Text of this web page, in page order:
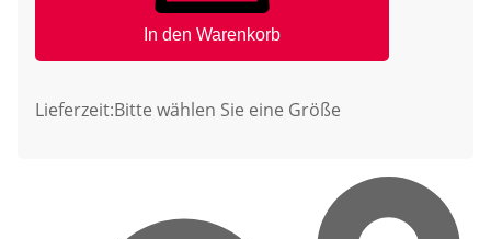
In den Warenkorb
Lieferzeit:Bitte wählen Sie eine Größe